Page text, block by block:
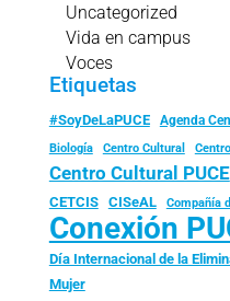
Uncategorized
Vida en campus
Voces
Etiquetas
#SoyDeLaPUCE Agenda
Biología
Centro Cultural
Centro Cultural PUCE
CETCIS CISeAL Compañía
Conexión
Día Internacional de la
Mujer